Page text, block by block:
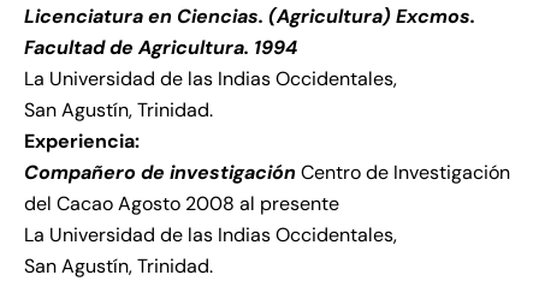
Licenciatura en Ciencias. (Agricultura) Excmos.
Facultad de Agricultura. 1994
La Universidad de las Indias Occidentales,
San Agustín, Trinidad.
Experiencia:
Compañero de investigación Centro de Investigación
del Cacao Agosto 2008 al presente
La Universidad de las Indias Occidentales,
San Agustín, Trinidad.